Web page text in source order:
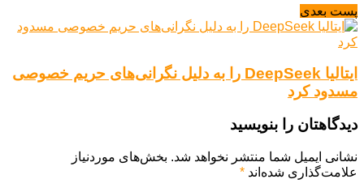
پست بعدی
ایتالیا DeepSeek را به دلیل نگرانی‌های حریم خصوصی
مسدود کرد
دیدگاهتان را بنویسید
نشانی ایمیل شما منتشر نخواهد شد. بخش‌های موردنیاز
علامت‌گذاری شده‌اند *